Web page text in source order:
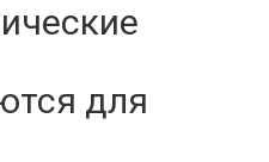
для